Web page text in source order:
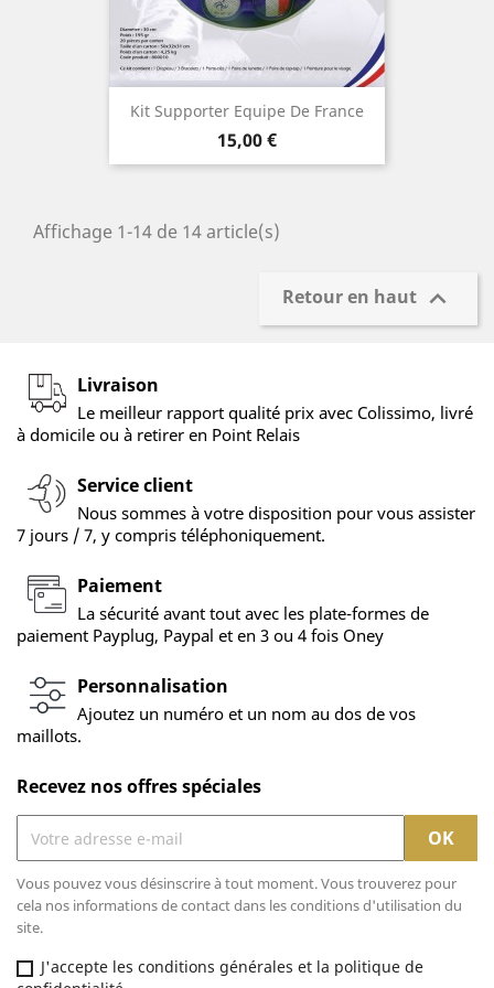
Kit Supporter Equipe De France
Prix
15,00 €
Affichage 1-14 de 14 article(s)
Retour en haut 
Livraison
Le meilleur rapport qualité prix avec Colissimo, livré
à domicile ou à retirer en Point Relais
Service client
Nous sommes à votre disposition pour vous assister
7 jours / 7, y compris téléphoniquement.
Paiement
La sécurité avant tout avec les plate-formes de
paiement Payplug, Paypal et en 3 ou 4 fois Oney
Personnalisation
Ajoutez un numéro et un nom au dos de vos
maillots.
Recevez nos offres spéciales
Vous pouvez vous désinscrire à tout moment. Vous trouverez pour
cela nos informations de contact dans les conditions d'utilisation du
site.
J'accepte les conditions générales et la politique de